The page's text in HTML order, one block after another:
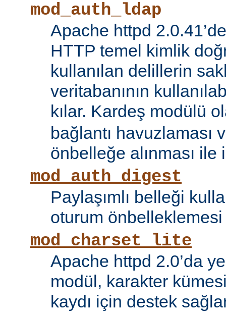
mod_auth_ldap
Apache httpd
HTTP temel kimlik
kullanılan delillerin
veritabanının
kılar. Kardeş modülü
bağlantı havuzlaması
önbelleğe alınması ile
mod_auth_digest
Paylaşımlı belleği
oturum
mod_charset_lite
Apache httpd 2.0’da
modül, karakter
kaydı için destek